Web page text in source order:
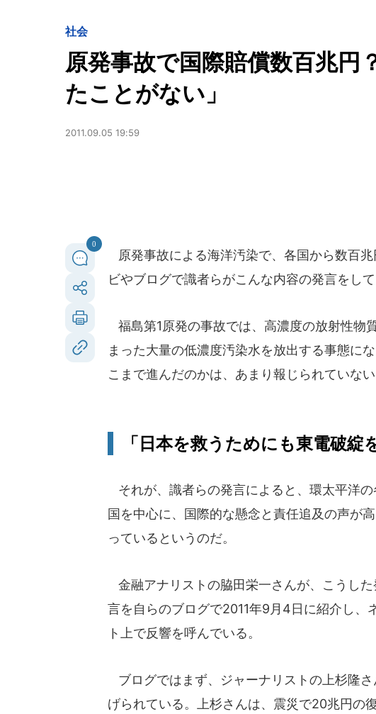
社会
原発事故で国際賠償数百兆円
たことがない」
2011.09.05 19:59
0
原発事故による海洋汚染で、各国から数百
ビやブログで識者らがこんな内容の発言をし
福島第1原発の事故では、高濃度の放射性物
まった大量の低濃度汚染水を放出する事態に
こまで進んだのかは、あまり報じられていない
「日本を救うためにも東電破綻
それが、識者らの発言によると、環太平洋の
国を中心に、国際的な懸念と責任追及の声が高
っているというのだ。
金融アナリストの脇田栄一さんが、こうした
言を自らのブログで2011年9月4日に紹介し、
ト上で反響を呼んでいる。
ブログではまず、ジャーナリストの上杉隆
げられている。上杉さんは、震災で20兆円の